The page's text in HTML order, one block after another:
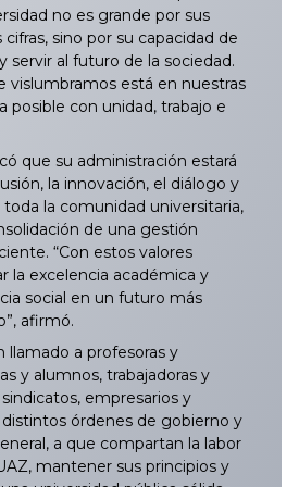
no es grande por sus
sino por su capacidad de
servir al futuro de la sociedad.
vislumbramos está en nuestras
posible con unidad, trabajo e
que su administración estará
la innovación, el diálogo y
la comunidad universitaria,
de una gestión
“Con estos valores
la excelencia académica y
social en un futuro más
afirmó.
a profesoras y
y alumnos, trabajadoras y
empresarios y
distintos órdenes de gobierno y
a que compartan la labor
mantener sus principios y